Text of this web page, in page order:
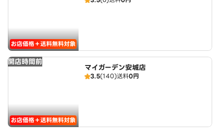
お店価格＋送料無料対象
開店時間前
お店価格＋送料無料対象
マイガーデン安城店
3.5(140)送料0円